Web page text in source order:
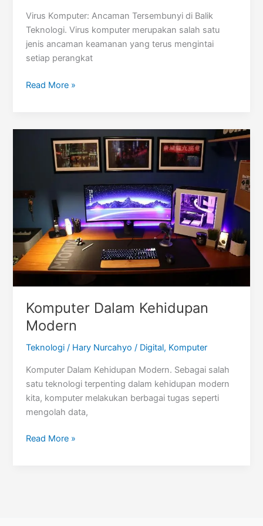
Virus Komputer: Ancaman Tersembunyi di Balik
Teknologi. Virus komputer merupakan salah satu
jenis ancaman keamanan yang terus mengintai
setiap perangkat
Virus
Read More »
Komputer Dalam Kehidupan
Modern
Teknologi / Hary Nurcahyo/ Digital, Komputer
Komputer Dalam Kehidupan Modern. Sebagai salah
satu teknologi terpenting dalam kehidupan modern
kita, komputer melakukan berbagai tugas seperti
mengolah data,
Komputer
Read More »